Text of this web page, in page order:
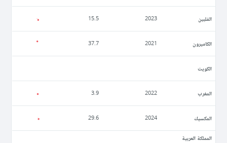
الفلبين 2023
15.5
الكاميرون 2021
37.7
الكويت
المغرب 2022
3.9
المكسيك 2024
29.6
المملكة العربية